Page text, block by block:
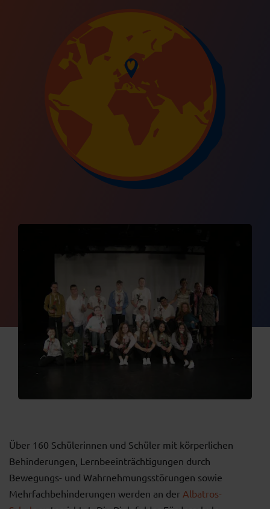
Über 160 Schülerinnen und Schüler mit körperlichen
Behinderungen, Lernbeeinträchtigungen durch
Bewegungs- und Wahrnehmungsstörungen sowie
Mehrfachbehinderungen werden an der Albatros-